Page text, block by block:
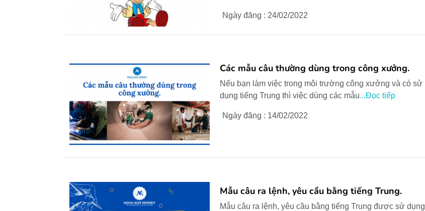
Ngày đăng : 24/02/2022
Các mẫu câu thường dùng trong công xưởng.
Nếu bạn làm việc trong môi trường công xưởng và có sử
dụng tiếng Trung thì việc dùng các mẫu...Đọc tiếp
Ngày đăng : 14/02/2022
Mẫu câu ra lệnh, yêu cầu bằng tiếng Trung.
Mẫu câu ra lệnh, yêu cầu bằng tiếng Trung được sử dụng